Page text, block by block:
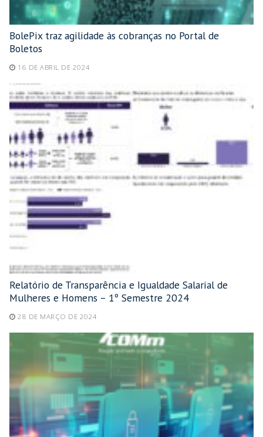
BolePix traz agilidade às cobranças no Portal de
Boletos
16 DE ABRIL DE 2024
Relatório de Transparência e Igualdade Salarial de
Mulheres e Homens – 1º Semestre 2024
28 DE MARÇO DE 2024